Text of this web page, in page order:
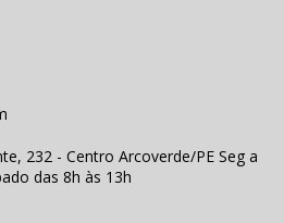
232 - Centro Arcoverde/PE Seg a
das 8h às 13h